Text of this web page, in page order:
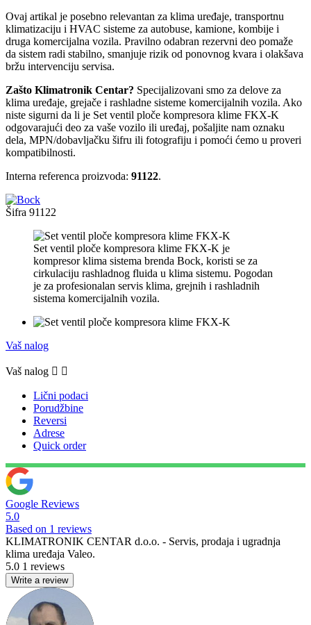
Ovaj artikal je posebno relevantan za klima uređaje, transportnu
klimatizaciju i HVAC sisteme za autobuse, kamione, kombije i
druga komercijalna vozila. Pravilno odabran rezervni deo pomaže
da sistem radi stabilno, smanjuje rizik od ponovnog kvara i olakšava
bržu intervenciju servisa.
Zašto Klimatronik Centar? Specijalizovani smo za delove za
klima uređaje, grejače i rashladne sisteme komercijalnih vozila. Ako
niste sigurni da li je Set ventil ploče kompresora klime FKX-K
odgovarajući deo za vaše vozilo ili uređaj, pošaljite nam oznaku
dela, MPN/dobavljačku šifru ili fotografiju i pomoći ćemo u proveri
kompatibilnosti.
Interna referenca proizvoda: 91122.
Šifra 91122
Set ventil ploče kompresora klime FKX-K je
kompresor klima sistema brenda Bock, koristi se za
cirkulaciju rashladnog fluida u klima sistemu. Pogodan
je za profesionalan servis klima, grejnih i rashladnih
sistema komercijalnih vozila.
Vaš nalog
Vaš nalog  
Lični podaci
Porudžbine
Reversi
Adrese
Quick order
Google Reviews
5.0
Based on 1 reviews
KLIMATRONIK CENTAR d.o.o. - Servis, prodaja i ugradnja
klima uređaja Valeo.
5.0 1 reviews
Write a review